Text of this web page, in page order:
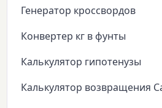
Генератор кроссвордов
Конвертер кг в фунты
Калькулятор гипотенузы
Калькулятор возвращения